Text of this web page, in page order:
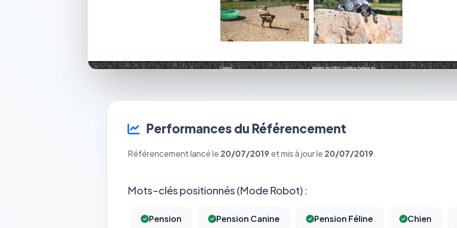
Performances du Référencement
Référencement lancé le 20/07/2019 et mis à jour le 20/07/2019.
Mots-clés positionnés (Mode Robot) :
Pension Pension Canine Pension Féline Chien